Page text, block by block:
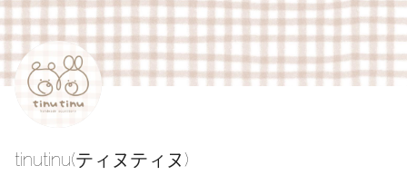
tinutinu(ティヌティヌ)